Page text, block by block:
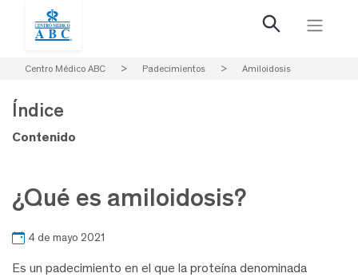
Centro Médico ABC > Padecimientos > Amiloidosis
¿Qué es amiloidosis?
4 de mayo 2021
Es un padecimiento en el que la proteína denominada
Índice
Contenido